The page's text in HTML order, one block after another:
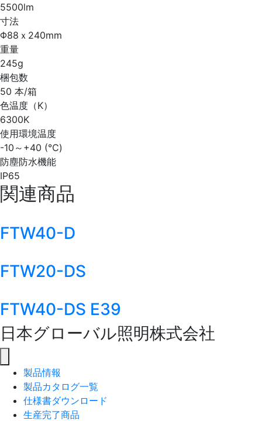
5500lm
寸法
Φ88ｘ240mm
重量
245g
梱包数
50 本/箱
色温度（K）
6300K
使用環境温度
-10～+40 (℃)
防塵防水機能
IP65
関連商品
FTW40-D
FTW20-DS
FTW40-DS E39
日本グローバル照明株式会社
製品情報
製品カタログ一覧
仕様書ダウンロード
生産完了商品